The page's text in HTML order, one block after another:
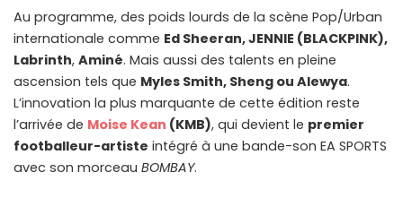
Au programme, des poids lourds de la scène Pop/Urban
internationale comme Ed Sheeran, JENNIE (BLACKPINK),
Labrinth, Aminé. Mais aussi des talents en pleine
ascension tels que Myles Smith, Sheng ou Alewya.
L’innovation la plus marquante de cette édition reste
l’arrivée de Moise Kean (KMB), qui devient le premier
footballeur-artiste intégré à une bande-son EA SPORTS
avec son morceau BOMBAY.